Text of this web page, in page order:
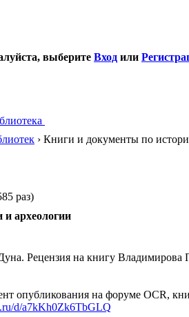
выберите Вход или
› Книги и документы по
раз)
археологии
Рецензия на книгу
опубликования на форуме OCR,
d/a7kKh0Zk6TbGLQ